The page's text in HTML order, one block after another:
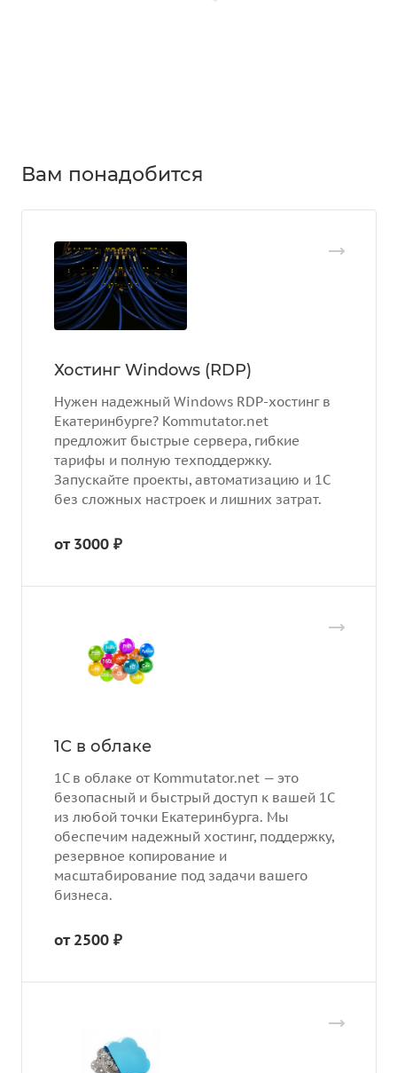
Вам понадобится
Хостинг Windows (RDP)
Нужен надежный Windows RDP-хостинг в
Екатеринбурге? Kommutator.net
предложит быстрые сервера, гибкие
тарифы и полную техподдержку.
Запускайте проекты, автоматизацию и 1С
без сложных настроек и лишних затрат.
от 3000 ₽
1С в облаке
1С в облаке от Kommutator.net — это
безопасный и быстрый доступ к вашей 1С
из любой точки Екатеринбурга. Мы
обеспечим надежный хостинг, поддержку,
резервное копирование и
масштабирование под задачи вашего
бизнеса.
от 2500 ₽